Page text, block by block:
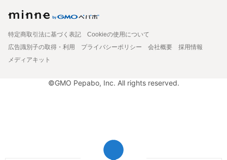
特定商取引法に基づく表記
Cookieの使用について
広告識別子の取得・利用
プライバシーポリシー 会社概要
採用情報
メディアキット
©GMO Pepabo, Inc. All rights reserved.